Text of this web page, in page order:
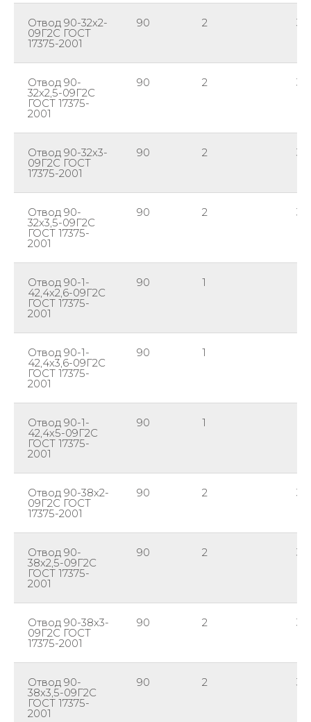
Отвод 90-32х2-
09Г2С ГОСТ
17375-2001
90 2 32
Отвод 90-
32х2,5-09Г2С
ГОСТ 17375-
2001
90 2 32
Отвод 90-32х3-
09Г2С ГОСТ
17375-2001
90 2 32
Отвод 90-
32х3,5-09Г2С
ГОСТ 17375-
2001
90 2 32
Отвод 90-1-
42,4х2,6-09Г2С
ГОСТ 17375-
2001
90 1
Отвод 90-1-
42,4х3,6-09Г2С
ГОСТ 17375-
2001
90 1
Отвод 90-1-
42,4х5-09Г2С
ГОСТ 17375-
2001
90 1
Отвод 90-38х2-
09Г2С ГОСТ
17375-2001
90 2 38
Отвод 90-
38х2,5-09Г2С
ГОСТ 17375-
2001
90 2 38
Отвод 90-38х3-
09Г2С ГОСТ
17375-2001
90 2 38
Отвод 90-
38х3,5-09Г2С
ГОСТ 17375-
2001
90 2 38